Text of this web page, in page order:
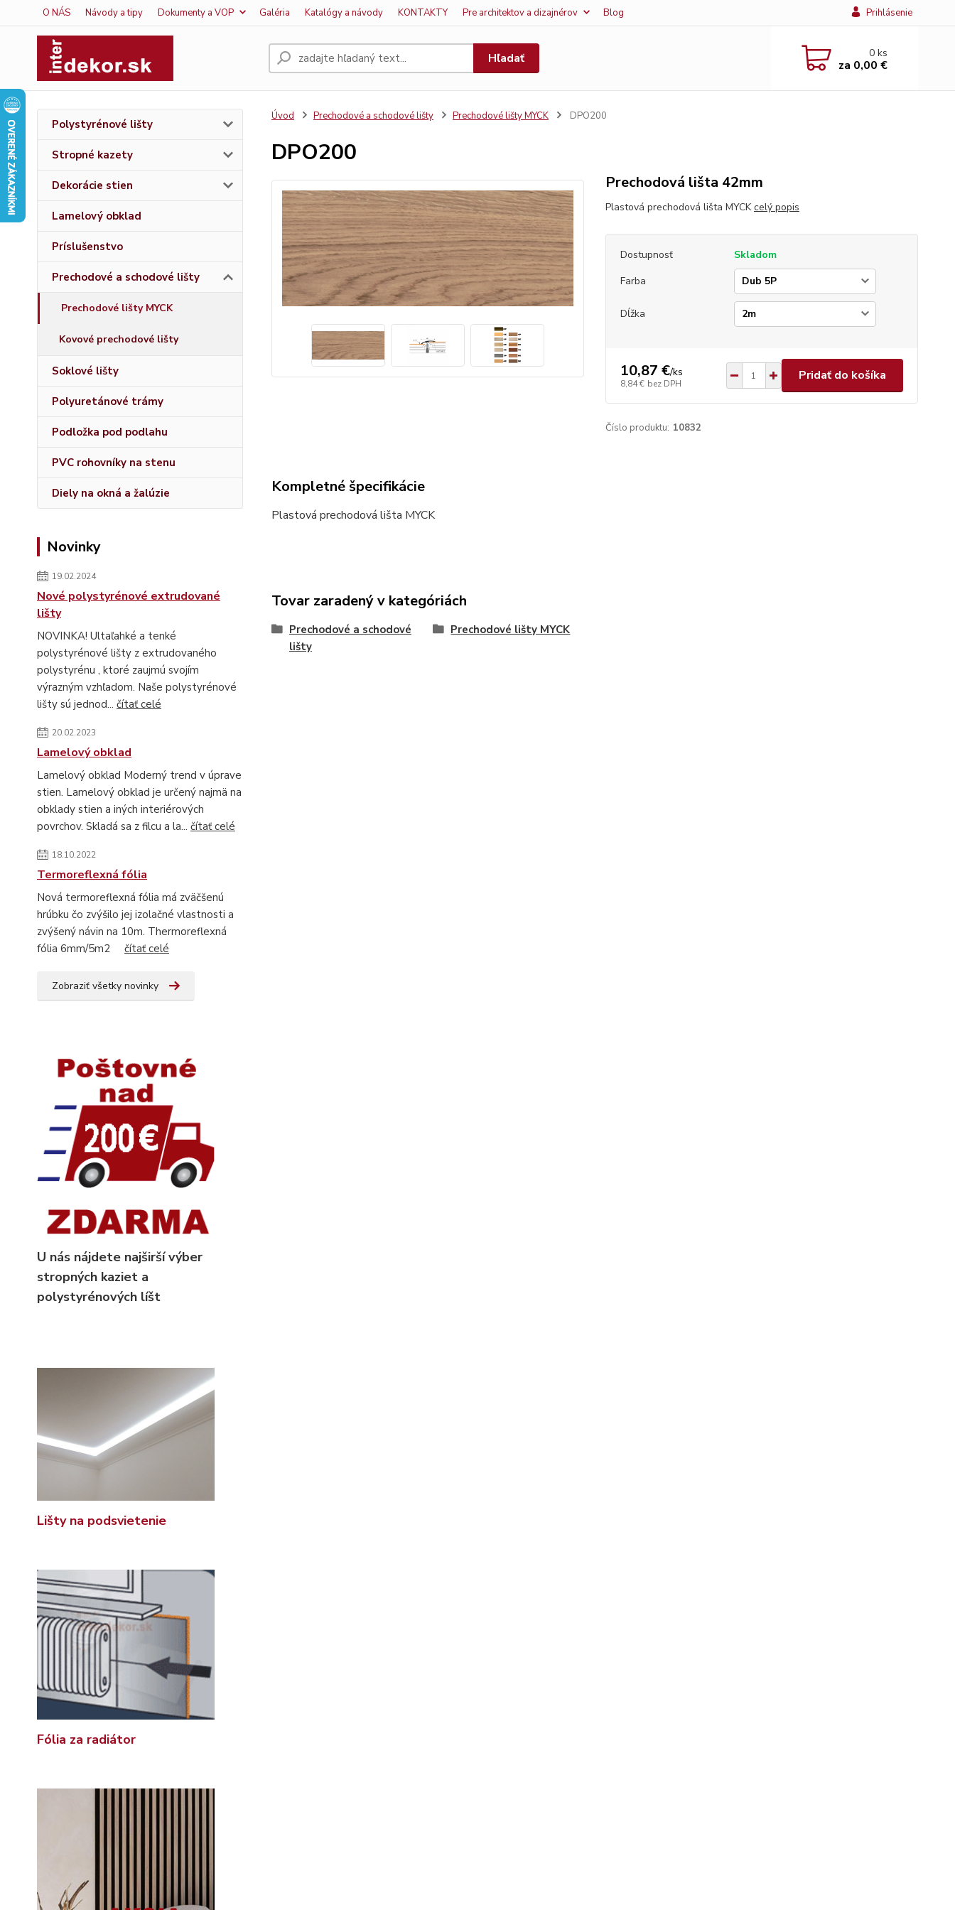
O NÁS Návody a tipy Dokumenty a VOP Galéria Katalógy a návody KONTAKTY Pre architektov a dizajnérov Blog Prihlásenie
Hľadať 0ks
za 0,00 €
Polystyrénové lišty
Stropné kazety
Dekorácie stien
Lamelový obklad
Príslušenstvo
Prechodové a schodové lišty
Prechodové lišty MYCK
Kovové prechodové lišty
Soklové lišty
Polyuretánové trámy
Podložka pod podlahu
PVC rohovníky na stenu
Diely na okná a žalúzie
Novinky
19.02.2024
Nové polystyrénové extrudované
lišty
NOVINKA! Ultaľahké a tenké
polystyrénové lišty z extrudovaného
polystyrénu , ktoré zaujmú svojím
výrazným vzhľadom. Naše polystyrénové
lišty sú jednod... čítať celé
20.02.2023
Lamelový obklad
Lamelový obklad Moderný trend v úprave
stien. Lamelový obklad je určený najmä na
obklady stien a iných interiérových
povrchov. Skladá sa z filcu a la... čítať celé
18.10.2022
Termoreflexná fólia
Nová termoreflexná fólia má zväčšenú
hrúbku čo zvýšilo jej izolačné vlastnosti a
zvýšený návin na 10m. Thermoreflexná
fólia 6mm/5m2 čítať celé
Zobraziť všetky novinky
U nás nájdete najširší výber
stropných kaziet a
polystyrénových líšt
Lišty na podsvietenie
Fólia za radiátor
Úvod Prechodové a schodové lišty Prechodové lišty MYCK DPO200
DPO200
Prechodová lišta 42mm
Plastová prechodová lišta MYCKcelý popis
Dostupnosť
Skladom
Farba
Dĺžka
10,87 €/ks
8,84 € bez DPH
Pridať do košíka
Číslo produktu: 10832
Kompletné špecifikácie
Plastová prechodová lišta MYCK
Tovar zaradený v kategóriách
Prechodové a schodové
lišty
Prechodové lišty MYCK